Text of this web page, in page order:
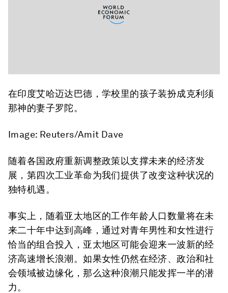
在印度艾哈迈达巴德，学校里的孩子装扮成克利须
那神的妻子罗陀。
Image: Reuters/Amit Dave
随着各国政府重新调整政策以支撑未来的经济发
展，第四次工业革命为我们提供了改变这种状况的
独特机遇。
事实上，随着亚太地区的工作年龄人口数量将在未
来二十年中达到高峰，通过对青年男性和女性进行
恰当的组合投入，亚太地区可能会迎来一波新的经
济高速增长浪潮。如果女性仍然在经济、政治和社
会领域被边缘化，那么这种浪潮只能发挥一半的潜
力。